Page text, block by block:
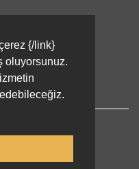
{/link}
oluyorsunuz.
|Impressum